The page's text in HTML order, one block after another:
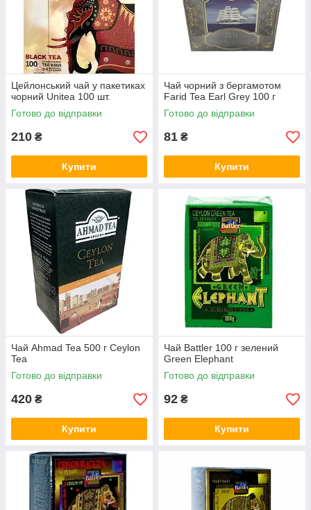
Цейлонський чай у пакетиках
чорний Unitea 100 шт.
Готово до відправки
210 ₴
Купити
Чай чорний з бергамотом
Farid Tea Earl Grey 100 г
Готово до відправки
81 ₴
Купити
Чай Ahmad Tea 500 г Ceylon
Tea
Готово до відправки
420 ₴
Купити
Чай Battler 100 г зелений
Green Elephant
Готово до відправки
92 ₴
Купити